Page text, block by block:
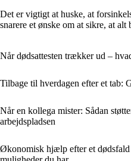
Det er vigtigt at huske, at
snarere et ønske om at sikre, at
Når dødsattesten trækker ud –
Tilbage til hverdagen efter et tab:
Når en kollega mister: Sådan
arbejdspladsen
Økonomisk hjælp efter et